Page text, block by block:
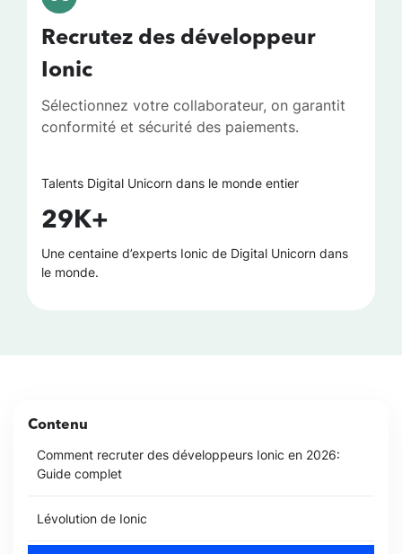
Recrutez des développeur
Ionic
Sélectionnez votre collaborateur, on garantit
conformité et sécurité des paiements.
Talents Digital Unicorn dans le monde entier
29K+
Une centaine d’experts Ionic de Digital Unicorn dans
le monde.
Contenu
Comment recruter des développeurs Ionic en 2026:
Guide complet
Lévolution de Ionic